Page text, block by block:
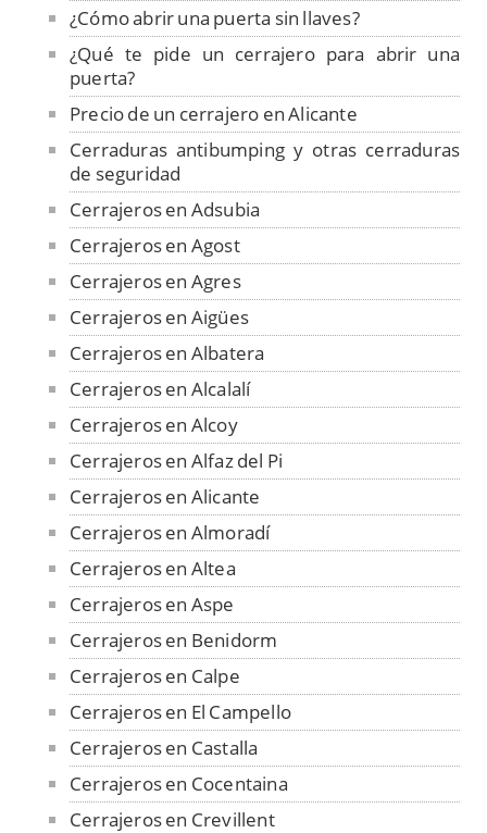
¿Cómo abrir una puerta sin llaves?
¿Qué te pide un cerrajero para abrir una
puerta?
Precio de un cerrajero en Alicante
Cerraduras antibumping y otras cerraduras
de seguridad
Cerrajeros en Adsubia
Cerrajeros en Agost
Cerrajeros en Agres
Cerrajeros en Aigües
Cerrajeros en Albatera
Cerrajeros en Alcalalí
Cerrajeros en Alcoy
Cerrajeros en Alfaz del Pi
Cerrajeros en Alicante
Cerrajeros en Almoradí
Cerrajeros en Altea
Cerrajeros en Aspe
Cerrajeros en Benidorm
Cerrajeros en Calpe
Cerrajeros en El Campello
Cerrajeros en Castalla
Cerrajeros en Cocentaina
Cerrajeros en Crevillent